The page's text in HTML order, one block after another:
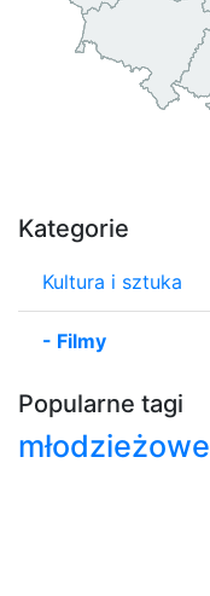
Kategorie
Kultura i sztuka
- Filmy
Popularne tagi
młodzieżowe